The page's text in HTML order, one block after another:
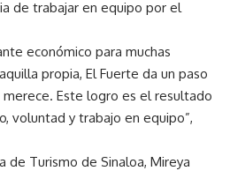
de trabajar en equipo por el
económico para muchas
propia, El Fuerte da un paso
Este logro es el resultado
voluntad y trabajo en equipo”,
de Turismo de Sinaloa, Mireya